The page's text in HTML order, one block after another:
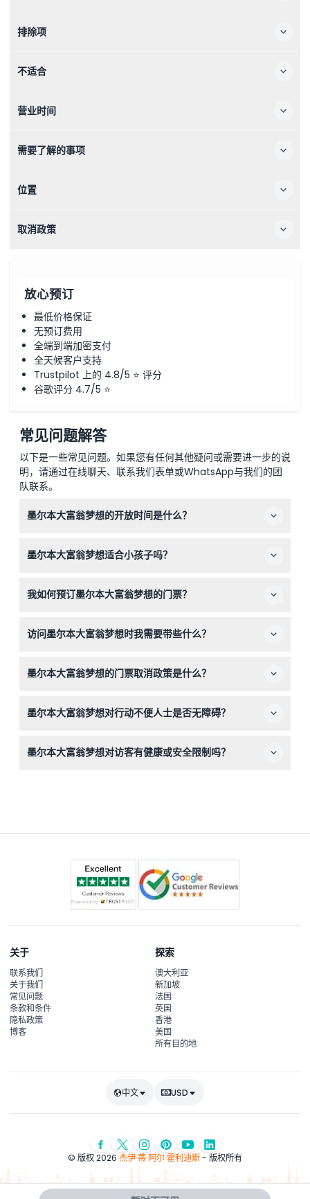
排除项
不适合
营业时间
需要了解的事项
位置
取消政策
放心预订
最低价格保证
无预订费用
全端到端加密支付
全天候客户支持
Trustpilot 上的 4.8/5 ⭐ 评分
谷歌评分 4.7/5 ⭐
常见问题解答
以下是一些常见问题。如果您有任何其他疑问或需要进一步的说
明，请通过在线聊天、联系我们表单或WhatsApp与我们的团
队联系。
墨尔本大富翁梦想的开放时间是什么？
下午7点，星期四和星期五上午10点至晚上9点，星期六和
（此时间可能会有变动——请在预订时确认）。
墨尔本大富翁梦想适合小孩子吗？
童必须由成人陪同。然而，该景点不适合3岁以下儿童或身
我如何预订墨尔本大富翁梦想的门票？
可用性和价格，以确保您选择的日期和时间。
访问墨尔本大富翁梦想时我需要带些什么？
实物大小的大富翁场景。不需要特殊装备，且不包含食物或
墨尔本大富翁梦想的门票取消政策是什么？
您的计划。
墨尔本大富翁梦想对行动不便人士是否无障碍？
良好体验。
墨尔本大富翁梦想对访客有健康或安全限制吗？
关于
联系我们
关于我们
常见问题
条款和条件
隐私政策
博客
探索
澳大利亚
新加坡
法国
英国
香港
美国
所有目的地
中文 USD
© 版权 2026 杰伊·蒂·阿尔·霍利迪斯- 版权所有